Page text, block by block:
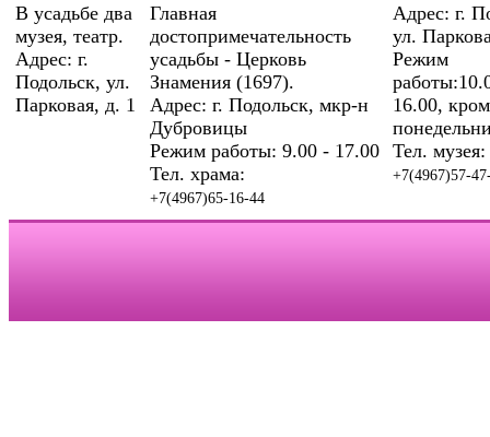
В усадьбе два
музея, театр.
Адрес: г.
Подольск, ул.
Парковая, д. 1
Главная
достопримечательность
усадьбы - Церковь
Знамения (1697).
Адрес: г. Подольск, мкр-н
Дубровицы
Режим работы: 9.00 - 17.00
Тел. храма:
+7(4967)65-16-44
Адрес: г.
ул.
Режим
16.00,
Тел. музея:
+7(4967)57-